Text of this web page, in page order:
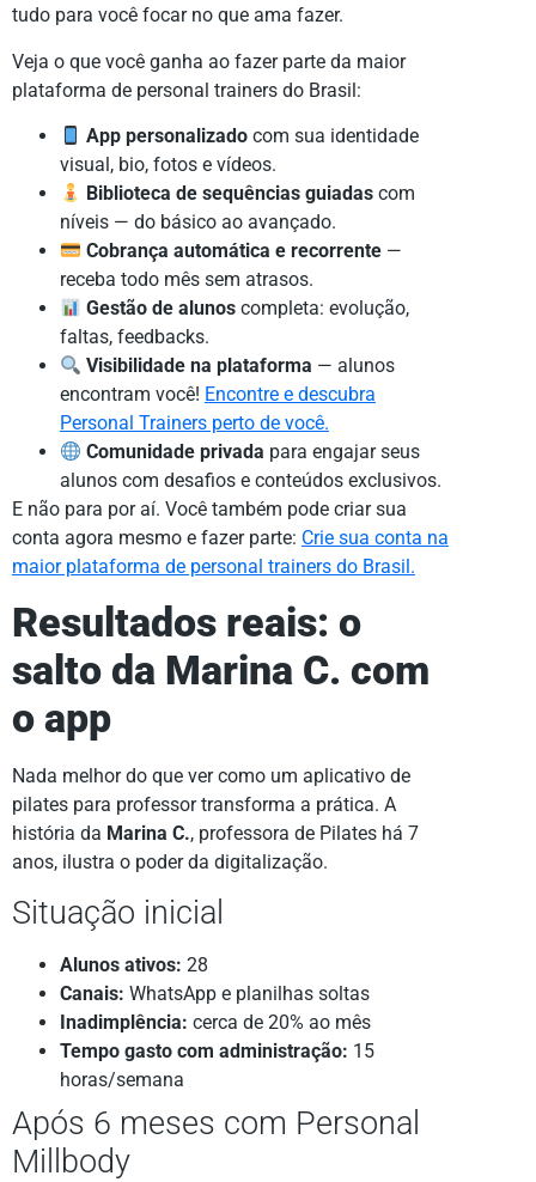
tudo para você focar no que ama fazer.
Veja o que você ganha ao fazer parte da maior
plataforma de personal trainers do Brasil:
App personalizado com sua identidade
visual, bio, fotos e vídeos.
Biblioteca de sequências guiadas com
níveis — do básico ao avançado.
Cobrança automática e recorrente —
receba todo mês sem atrasos.
Gestão de alunos completa: evolução,
faltas, feedbacks.
Visibilidade na plataforma — alunos
encontram você! Encontre e descubra
Personal Trainers perto de você.
Comunidade privada para engajar seus
alunos com desafios e conteúdos exclusivos.
E não para por aí. Você também pode criar sua
conta agora mesmo e fazer parte: Crie sua conta na
maior plataforma de personal trainers do Brasil.
Resultados reais: o
salto da Marina C. com
o app
Nada melhor do que ver como um aplicativo de
pilates para professor transforma a prática. A
história da Marina C., professora de Pilates há 7
anos, ilustra o poder da digitalização.
Situação inicial
Alunos ativos: 28
Canais: WhatsApp e planilhas soltas
Inadimplência: cerca de 20% ao mês
Tempo gasto com administração: 15
horas/semana
Após 6 meses com Personal
Millbody